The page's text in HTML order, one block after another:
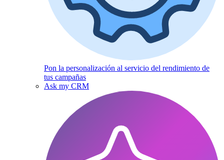
Pon la personalización al servicio del rendimiento de
tus campañas
Ask my CRM